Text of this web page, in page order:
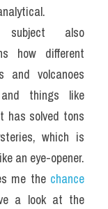
subject also
how different
and volcanoes
things like
has solved tons
an eye-opener.
me the
a look at the